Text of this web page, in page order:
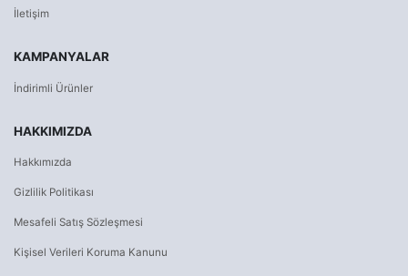
İletişim
KAMPANYALAR
İndirimli Ürünler
HAKKIMIZDA
Hakkımızda
Gizlilik Politikası
Mesafeli Satış Sözleşmesi
Kişisel Verileri Koruma Kanunu